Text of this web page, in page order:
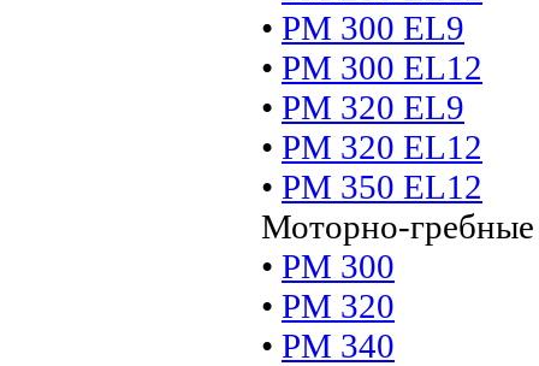
• PM 300 ЕL9
• PM 300 ЕL12
• PM 320 ЕL9
• PM 320 ЕL12
• PM 350 ЕL12
Моторно-гребные
• РМ 300
• РМ 320
• РМ 340